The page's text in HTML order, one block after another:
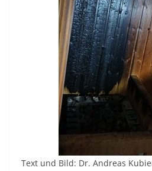
Text und Bild: Dr. Andreas